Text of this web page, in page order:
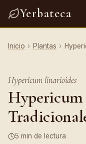
Yerbateca
Inicio › Plantas ›
Hypericum linarioides
Hypericum
5 min de lectura